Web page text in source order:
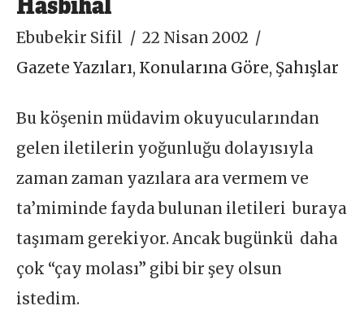
Ebubekir Sifil
22 Nisan 2002
Gazete Yazıları, Konularına Göre, Şahışlar
Bu köşenin müdavim okuyucularından
gelen iletilerin yoğunluğu dolayısıyla
zaman zaman yazılara ara vermem ve
ta’miminde fayda bulunan iletileri buraya
taşımam gerekiyor. Ancak bugünkü daha
çok “çay molası” gibi bir şey olsun
istedim.